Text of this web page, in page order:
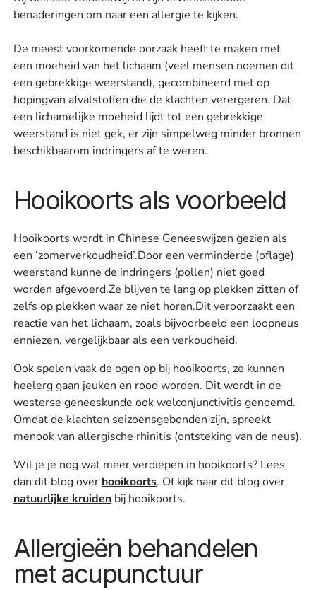
benaderingen om naar een allergie te kijken.
De meest voorkomende oorzaak heeft te maken met
een moeheid van het lichaam (veel mensen noemen dit
een gebrekkige weerstand), gecombineerd met op
hopingvan afvalstoffen die de klachten verergeren. Dat
een lichamelijke moeheid lijdt tot een gebrekkige
weerstand is niet gek, er zijn simpelweg minder bronnen
beschikbaarom indringers af te weren.
Hooikoorts als voorbeeld
Hooikoorts wordt in Chinese Geneeswijzen gezien als
een ‘zomerverkoudheid’.Door een verminderde (oflage)
weerstand kunne de indringers (pollen) niet goed
worden afgevoerd.Ze blijven te lang op plekken zitten of
zelfs op plekken waar ze niet horen.Dit veroorzaakt een
reactie van het lichaam, zoals bijvoorbeeld een loopneus
enniezen, vergelijkbaar als een verkoudheid.
Ook spelen vaak de ogen op bij hooikoorts, ze kunnen
heelerg gaan jeuken en rood worden. Dit wordt in de
westerse geneeskunde ook welconjunctivitis genoemd.
Omdat de klachten seizoensgebonden zijn, spreekt
menook van allergische rhinitis (ontsteking van de neus).
Wil je je nog wat meer verdiepen in hooikoorts? Lees
dan dit blog over hooikoorts. Of kijk naar dit blog over
natuurlijke kruiden bij hooikoorts.
Allergieën behandelen
met acupunctuur